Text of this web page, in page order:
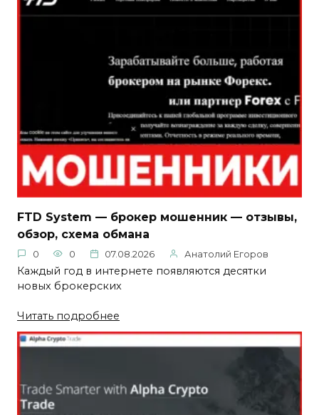
FTD System — брокер мошенник — отзывы,
обзор, схема обмана
0 0 07.08.2026 Анатолий Егоров
Каждый год в интернете появляются десятки
новых брокерских
Читать подробнее